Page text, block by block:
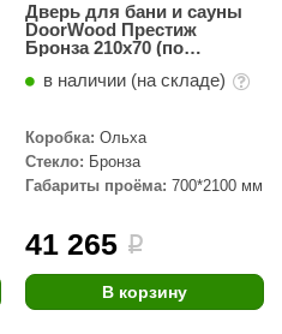
Дверь для бани и сауны
DoorWood Престиж
Бронза 210х70 (по
в наличии (на складе)
Коробка: Ольха
Стекло: Бронза
Габариты проёма: 700*2100 мм
41 265 i
В корзину